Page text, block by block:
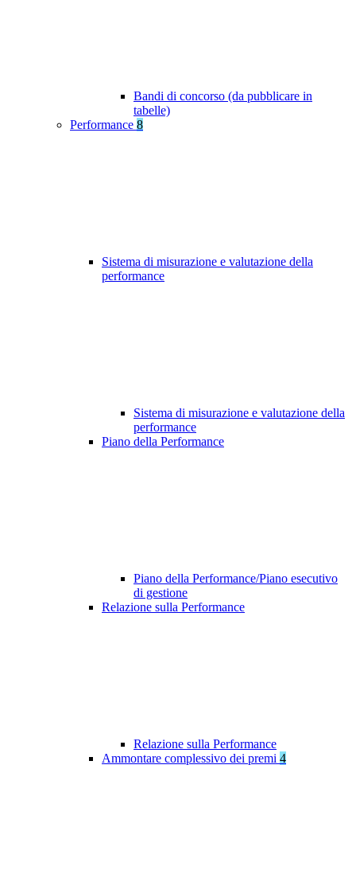
Bandi di concorso (da pubblicare in
tabelle)
Performance 8
Sistema di misurazione e valutazione della
performance
Sistema di misurazione e valutazione della
performance
Piano della Performance
Piano della Performance/Piano esecutivo
di gestione
Relazione sulla Performance
Relazione sulla Performance
Ammontare complessivo dei premi 4